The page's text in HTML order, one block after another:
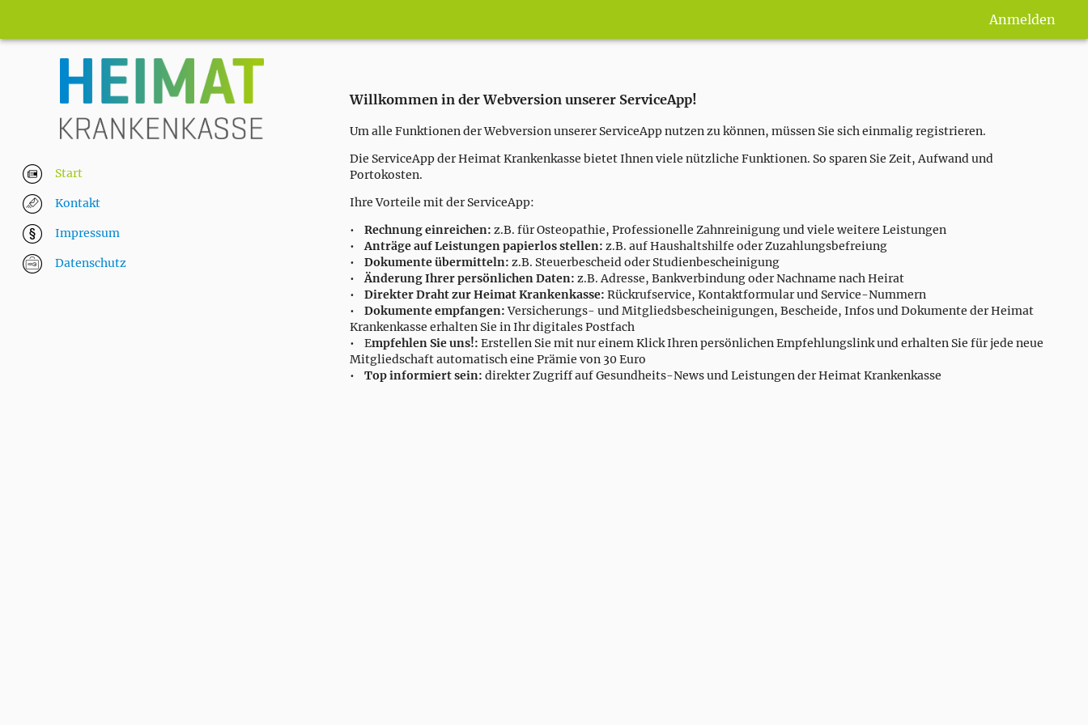
Anmelden
Start
Kontakt
Impressum
Datenschutz
Willkommen in der Webversion unserer ServiceApp!
Um alle Funktionen der Webversion unserer ServiceApp nutzen zu können, müssen Sie sich einmalig registrieren.
Die ServiceApp der Heimat Krankenkasse bietet Ihnen viele nützliche Funktionen. So sparen Sie Zeit, Aufwand und
Portokosten.
Ihre Vorteile mit der ServiceApp:
•
Rechnung einreichen: z.B. für Osteopathie, Professionelle Zahnreinigung und viele weitere Leistungen
•Anträge auf Leistungen papierlos stellen: z.B. auf Haushaltshilfe oder Zuzahlungsbefreiung
• Dokumente übermitteln: z.B. Steuerbescheid oder Studienbescheinigung
•Änderung Ihrer persönlichen Daten: z.B. Adresse, Bankverbindung oder Nachname nach Heirat
• Direkter Draht zur Heimat Krankenkasse: Rückrufservice, Kontaktformular und Service-Nummern
• Dokumente empfangen:Versicherungs- und Mitgliedsbescheinigungen, Bescheide, Infos und Dokumente der Heimat
Krankenkasse erhalten Sie in Ihr digitales Postfach
• Empfehlen Sie uns!: Erstellen Sie mit nur einem Klick Ihren persönlichen Empfehlungslink und erhalten Sie für jede neue
Mitgliedschaft automatisch eine Prämie von 30 Euro
• Top informiert sein: direkter Zugriff auf Gesundheits-News und Leistungen der Heimat Krankenkasse